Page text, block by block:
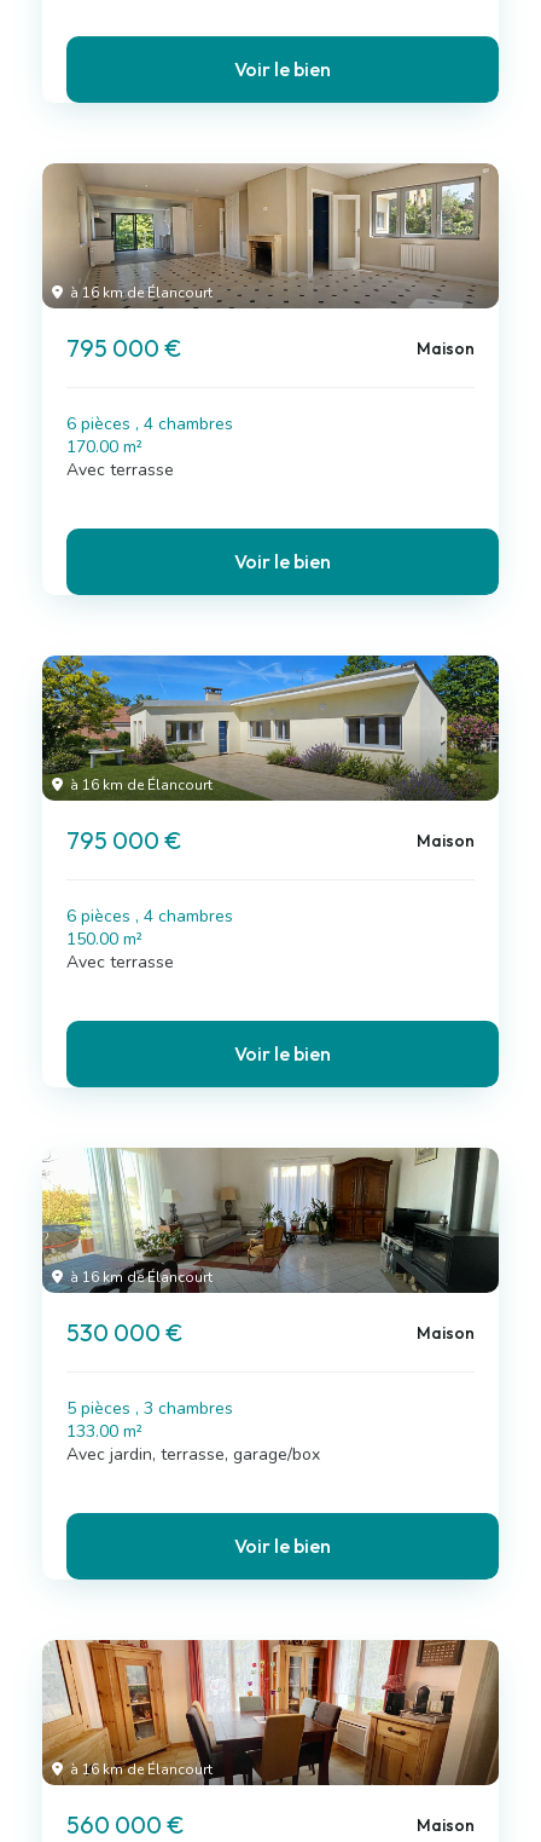
Voir le bien
à 16 km de Élancourt
795 000 € Maison
6 pièces , 4 chambres
170.00 m²
Avec terrasse
Voir le bien
à 16 km de Élancourt
795 000 € Maison
6 pièces , 4 chambres
150.00 m²
Avec terrasse
Voir le bien
à 16 km de Élancourt
530 000 € Maison
5 pièces , 3 chambres
133.00 m²
Avec jardin, terrasse, garage/box
Voir le bien
à 16 km de Élancourt
560 000 € Maison